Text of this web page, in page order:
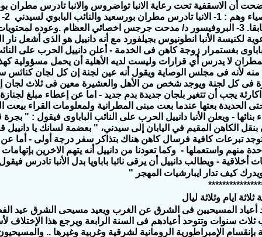
أن الاسقفية تحت رعاية الانبا تواضروس والانبا تادرس مطران
ساوث ويلز سابقا. 3- البروفيسور د/ مدحت جرجس اخصائي العظام .وعوده
لكنيسة الأنبا انطونيوس بجيلفورد مع أنه دانييل هو الذى أشعل
بغستمرار زوجة كاهن فى الخدمة - أعلن دانييل الحرب على
لا يدرس أي قرارات وليست لديه الأهلية أن يحمل
منه لأنه فى مجلس الوصاية ويقول أنه عين لجنة إن كل لجان
فى كل لجنة ويوجد شخص من الأهل والعشيرة معين فى ثلاث لجان
يجب أن تتغير بلجان جديدة بدم جديد - اما عن إعطاء مبلغ لجنازة
الحديدة بعتها عندما بعت مبنى المطرانية ولمعلومات القراء بيعت
بنائها - ويعلن الأنبا دانييل الحرب على النائب الباباوى فيقول : "
بنقل الكاهن المقيم في اليابان إلى سيدني، " بعضمة لسانك يا
تبرعات كافية فرسال كاهن هناك بتذاكر سفر درجة أولى - أما
منهم واستعملها - وكما تعودنا من دانييل أنه يتهم الاخرين
أخلاقية - ويطالب دانييل أن يرقى نائبا باباويا بدل الأنبا تادرس
كيف تدار ايبارشيات المهجر "
ايام وثلاثة ليال
أعياد المسيحيين فى الشرق عن الغرب ويعيد مسيحى الشرق عيد
سنوات وتتوحد أعيادهم فى السنة الرابعة ويرجع هذا الإختلاف
الإمبراطورية الرومانية لشرقية وغربية وغيرها .. والمسيحيون